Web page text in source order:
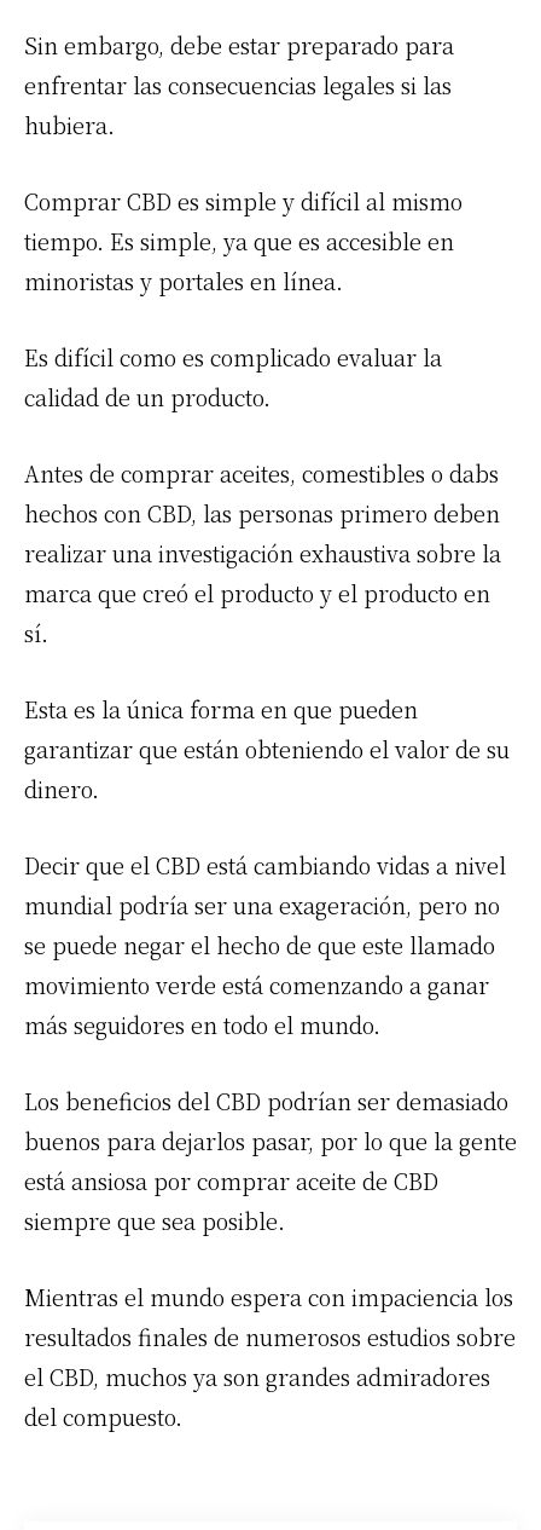
Sin embargo, debe estar preparado para
enfrentar las consecuencias legales si las
hubiera.
Comprar CBD es simple y difícil al mismo
tiempo. Es simple, ya que es accesible en
minoristas y portales en línea.
Es difícil como es complicado evaluar la
calidad de un producto.
Antes de comprar aceites, comestibles o dabs
hechos con CBD, las personas primero deben
realizar una investigación exhaustiva sobre la
marca que creó el producto y el producto en
sí.
Esta es la única forma en que pueden
garantizar que están obteniendo el valor de su
dinero.
Decir que el CBD está cambiando vidas a nivel
mundial podría ser una exageración, pero no
se puede negar el hecho de que este llamado
movimiento verde está comenzando a ganar
más seguidores en todo el mundo.
Los beneficios del CBD podrían ser demasiado
buenos para dejarlos pasar, por lo que la gente
está ansiosa por comprar aceite de CBD
siempre que sea posible.
Mientras el mundo espera con impaciencia los
resultados finales de numerosos estudios sobre
el CBD, muchos ya son grandes admiradores
del compuesto.